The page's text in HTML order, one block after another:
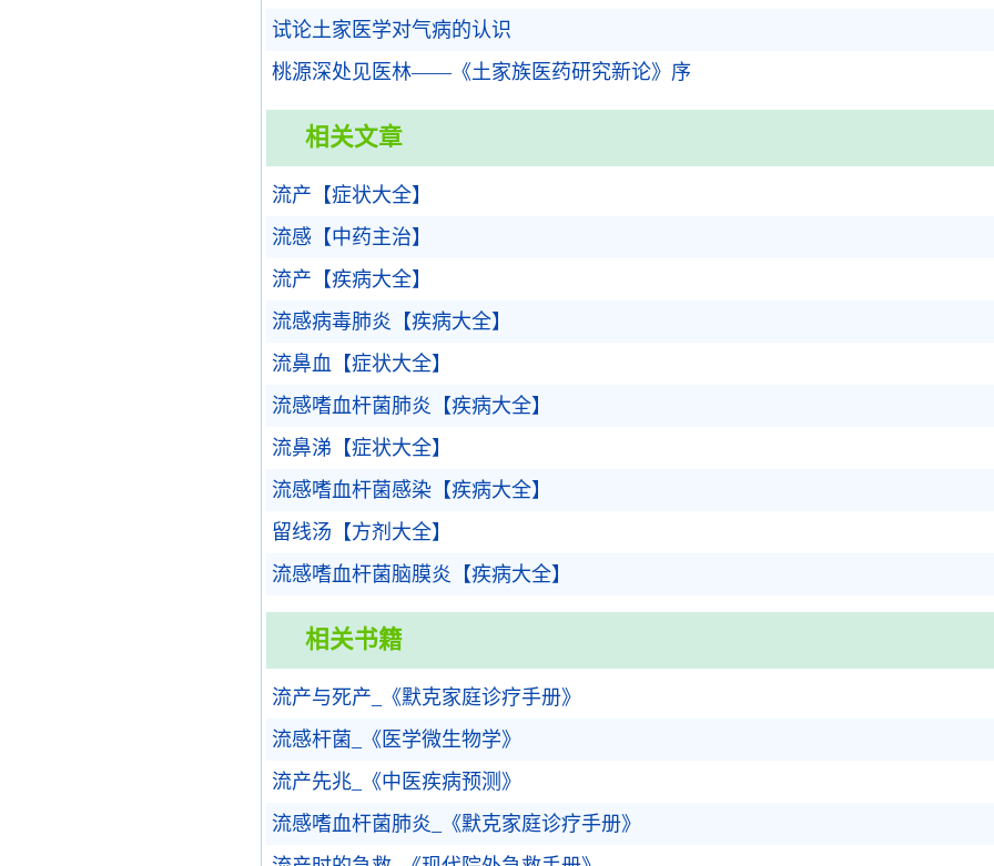
试论土家医学对气病的认识
桃源深处见医林——《土家族医药研究新论》序
相关文章
流产【症状大全】
流感【中药主治】
流产【疾病大全】
流感病毒肺炎【疾病大全】
流鼻血【症状大全】
流感嗜血杆菌肺炎【疾病大全】
流鼻涕【症状大全】
流感嗜血杆菌感染【疾病大全】
留线汤【方剂大全】
流感嗜血杆菌脑膜炎【疾病大全】
相关书籍
流产与死产_《默克家庭诊疗手册》
流感杆菌_《医学微生物学》
流产先兆_《中医疾病预测》
流感嗜血杆菌肺炎_《默克家庭诊疗手册》